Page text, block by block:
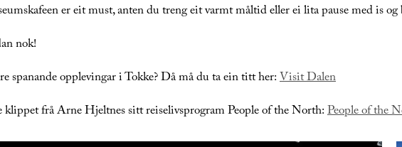
er eit must, anten du treng eit varmt måltid eller ei lita pause med is
nok!
spanande opplevingar i Tokke? Då må du ta ein titt her:Visit Dalen
klippet frå Arne Hjeltnes sitt reiselivsprogram People of the North:People of the